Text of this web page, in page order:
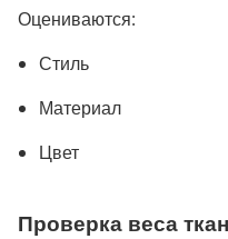
Оцениваются:
Стиль
Материал
Цвет
Проверка веса